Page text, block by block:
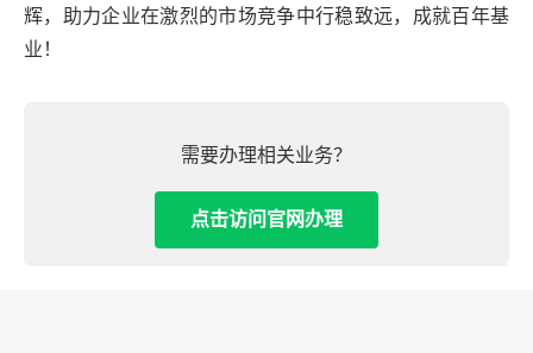
辉，助力企业在激烈的市场竞争中行稳致远，成就百年基
业！
需要办理相关业务？
点击访问官网办理